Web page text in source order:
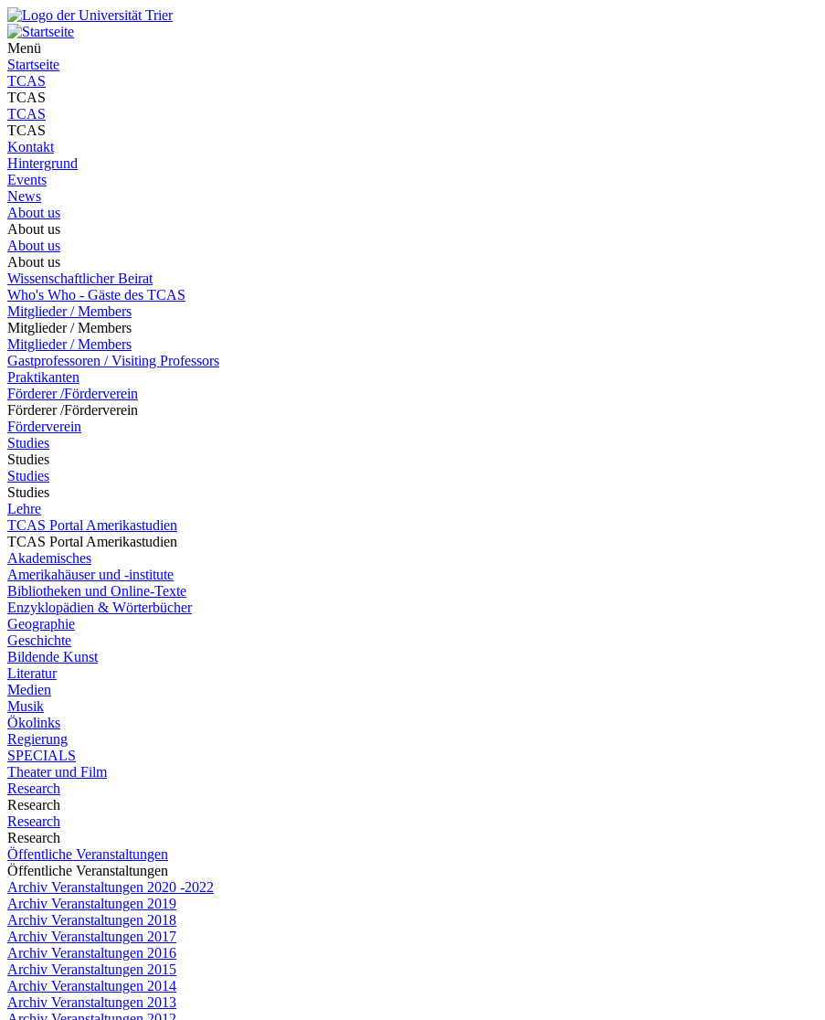
Menü
Startseite
TCAS
TCAS
TCAS
TCAS
Kontakt
Hintergrund
Events
News
About us
About us
About us
About us
Wissenschaftlicher Beirat
Who's Who - Gäste des TCAS
Mitglieder / Members
Mitglieder / Members
Mitglieder / Members
Gastprofessoren / Visiting Professors
Praktikanten
Förderer /Förderverein
Förderer /Förderverein
Förderverein
Studies
Studies
Studies
Studies
Lehre
TCAS Portal Amerikastudien
TCAS Portal Amerikastudien
Akademisches
Amerikahäuser und -institute
Bibliotheken und Online-Texte
Enzyklopädien & Wörterbücher
Geographie
Geschichte
Bildende Kunst
Literatur
Medien
Musik
Ökolinks
Regierung
SPECIALS
Theater und Film
Research
Research
Research
Research
Öffentliche Veranstaltungen
Öffentliche Veranstaltungen
Archiv Veranstaltungen 2020 -2022
Archiv Veranstaltungen 2019
Archiv Veranstaltungen 2018
Archiv Veranstaltungen 2017
Archiv Veranstaltungen 2016
Archiv Veranstaltungen 2015
Archiv Veranstaltungen 2014
Archiv Veranstaltungen 2013